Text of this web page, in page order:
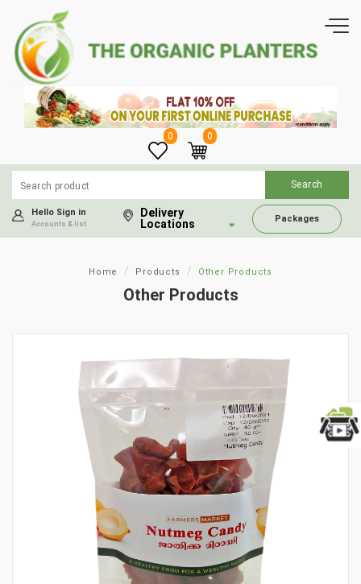
0 0
Hello Sign in
Accounts & list
Delivery
Locations
Packages
Home Products Other Products
Other Products